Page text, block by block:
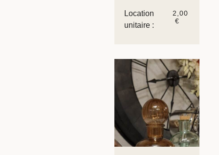
Location
unitaire :
2,00
€